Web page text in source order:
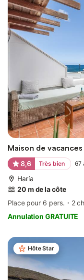
Maison de
8,6 Très bien 67
Haría
20 m de la côte
Place pour 6 pers.
2
Annulation GRATUITE
Hôte Star